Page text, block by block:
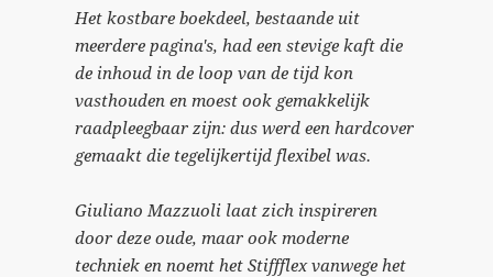
Het kostbare boekdeel, bestaande uit
meerdere pagina's, had een stevige kaft die
de inhoud in de loop van de tijd kon
vasthouden en moest ook gemakkelijk
raadpleegbaar zijn: dus werd een hardcover
gemaakt die tegelijkertijd flexibel was.
Giuliano Mazzuoli laat zich inspireren
door deze oude, maar ook moderne
techniek en noemt het Stiffflex vanwege het